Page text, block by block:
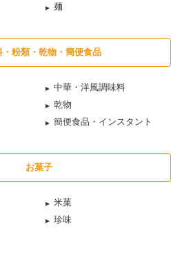
麺
・粉類・乾物・簡便食品
中華・洋風調味料
乾物
簡便食品・インスタント
お菓子
米菓
珍味